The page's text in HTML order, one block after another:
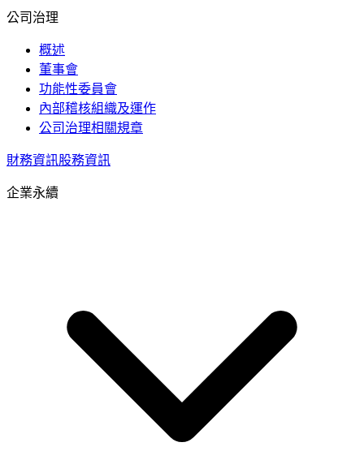
公司治理
概述
董事會
功能性委員會
內部稽核組織及運作
公司治理相關規章
財務資訊股務資訊
企業永續